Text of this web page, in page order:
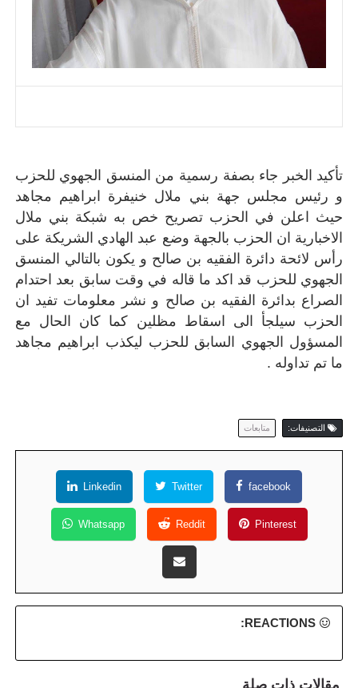
تأكيد الخبر جاء بصفة رسمية من المنسق الجهوي للحزب
و رئيس مجلس جهة بني ملال خنيفرة ابراهيم مجاهد
حيث اعلن في الحزب تصريح خص به شبكة بني ملال
الاخبارية ان الحزب بالجهة وضع عبد الهادي الشريكة على
رأس لائحة دائرة الفقيه بن صالح و يكون بالتالي المنسق
الجهوي للحزب قد اكد ما قاله في وقت سابق بعد احتدام
الصراع بدائرة الفقيه بن صالح و نشر معلومات تفيد ان
الحزب سيلجأ الى اسقاط مظلين كما كان الحال مع
المسؤول الجهوي السابق للحزب ليكذب ابراهيم مجاهد
ما تم تداوله .
التصنيفات: متابعات
facebook
Twitter
Linkedin
Pinterest
Reddit
Whatsapp
REACTIONS: